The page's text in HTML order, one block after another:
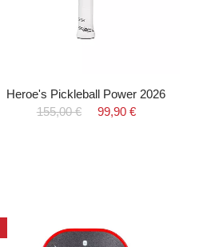
Heroe's Pickleball Power 2026
155,00 €
99,90 €